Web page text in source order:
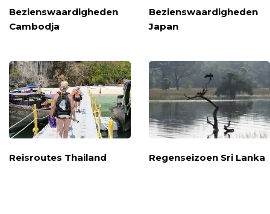
Bezienswaardigheden
Cambodja
Bezienswaardigheden
Japan
Reisroutes Thailand Regenseizoen Sri Lanka